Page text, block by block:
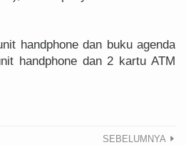
handphone dan buku agenda
handphone dan 2 kartu ATM
SEBELUMNYA